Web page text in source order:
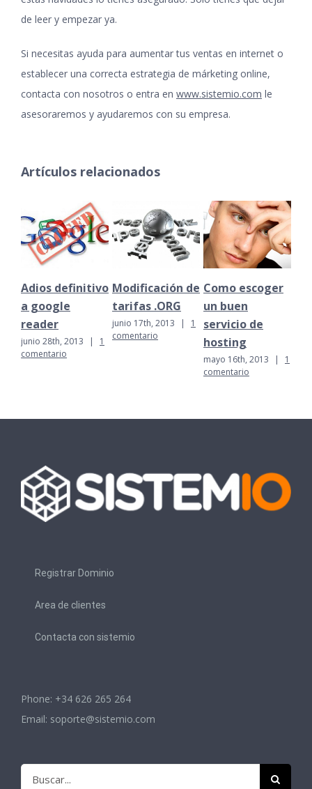
de leer y empezar ya.
Si necesitas ayuda para aumentar tus ventas en internet o
establecer una correcta estrategia de márketing online,
contacta con nosotros o entra en www.sistemio.com le
asesoraremos y ayudaremos con su empresa.
Artículos relacionados
Adios definitivo
a google
reader
junio 28th, 2013 |
1
comentario
Modificación de
tarifas .ORG
junio 17th, 2013 |
1
comentario
Como escoger
un buen
servicio de
hosting
mayo 16th, 2013 |
1
comentario
Registrar Dominio
Area de clientes
Contacta con sistemio
Phone: +34 626 265 264
Email: soporte@sistemio.com